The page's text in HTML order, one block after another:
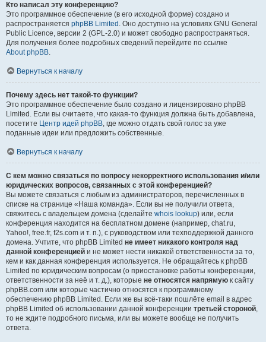
Кто написал эту конференцию?
Это программное обеспечение (в его исходной форме) создано и
распространяется phpBB Limited . Оно доступно на условиях GNU General
Public Licence, версии 2 (GPL-2.0) и может свободно распространяться.
Для получения более подробных сведений перейдите по ссылке
About phpBB.
Вернуться к началу
Почему здесь нет такой-то функции?
Это программное обеспечение было создано и лицензировано phpBB
Limited. Если вы считаете, что какая-то функция должна быть добавлена,
посетите Центр идей phpBB, где можно отдать свой голос за уже
поданные идеи или предложить собственные.
Вернуться к началу
С кем можно связаться по вопросу некорректного использования и/или
юридических вопросов, связанных с этой конференцией?
Вы можете связаться с любым из администраторов, перечисленных в
списке на странице «Наша команда». Если вы не получили ответа,
свяжитесь с владельцем домена (сделайте whois lookup) или, если
конференция находится на бесплатном домене (например, chat.ru,
Yahoo!, free.fr, f2s.com и т. п.), с руководством или техподдержкой данного
домена. Учтите, что phpBB Limited не имеет никакого контроля над
данной конференцией и не может нести никакой ответственности за то,
кем и как данная конференция используется. Не обращайтесь к phpBB
Limited по юридическим вопросам (о приостановке работы конференции,
ответственности за неё и т. д.), которые не относятся напрямую к сайту
phpBB.com или которые частично относятся к программному
обеспечению phpBB Limited. Если же вы всё-таки пошлёте email в адрес
phpBB Limited об использовании данной конференции третьей стороной,
то не ждите подробного письма, или вы можете вообще не получить
ответа.